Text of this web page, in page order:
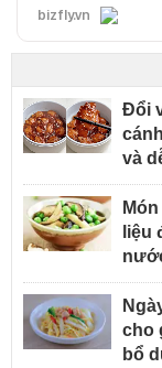
bizfly.vn
Đổi
và
liệu
cho
bổ